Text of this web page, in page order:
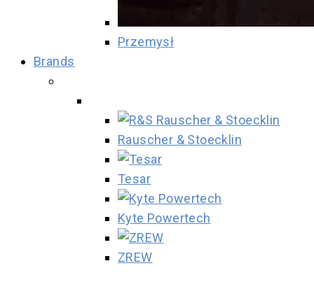
Przemysł
Brands
Rauscher & Stoecklin
Tesar
Kyte Powertech
ZREW